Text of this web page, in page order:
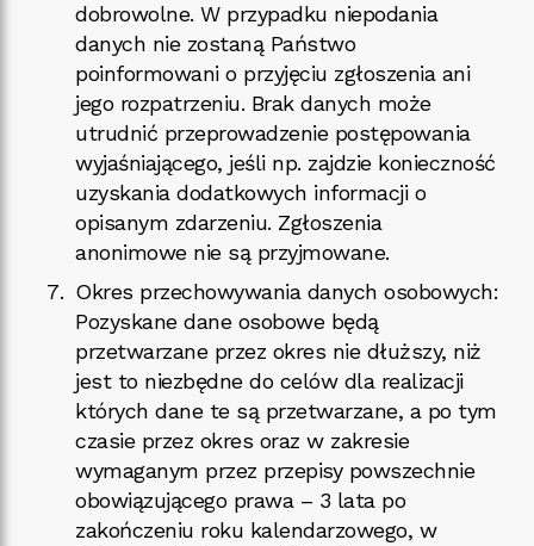
dobrowolne. W przypadku niepodania
danych nie zostaną Państwo
poinformowani o przyjęciu zgłoszenia ani
jego rozpatrzeniu. Brak danych może
utrudnić przeprowadzenie postępowania
wyjaśniającego, jeśli np. zajdzie konieczność
uzyskania dodatkowych informacji o
opisanym zdarzeniu. Zgłoszenia
anonimowe nie są przyjmowane.
Okres przechowywania danych osobowych:
Pozyskane dane osobowe będą
przetwarzane przez okres nie dłuższy, niż
jest to niezbędne do celów dla realizacji
których dane te są przetwarzane, a po tym
czasie przez okres oraz w zakresie
wymaganym przez przepisy powszechnie
obowiązującego prawa – 3 lata po
zakończeniu roku kalendarzowego, w